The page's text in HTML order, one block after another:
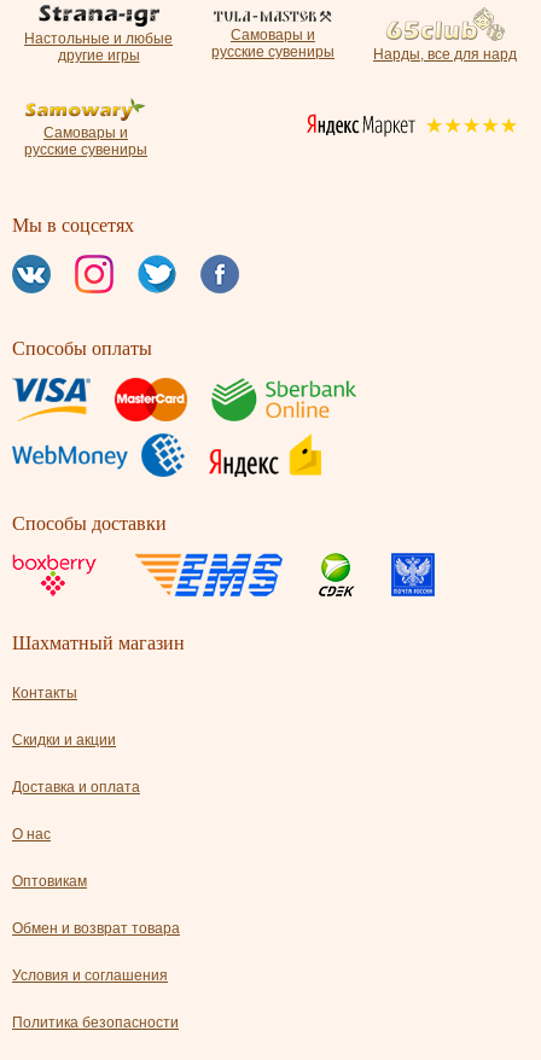
Настольные и любые
другие игры
Самовары и
русские сувениры
Нарды, все для нард
Самовары и
русские сувениры
Мы в соцсетях
Способы оплаты
Способы доставки
Шахматный магазин
Контакты
Скидки и акции
Доставка и оплата
О нас
Оптовикам
Обмен и возврат товара
Условия и соглашения
Политика безопасности